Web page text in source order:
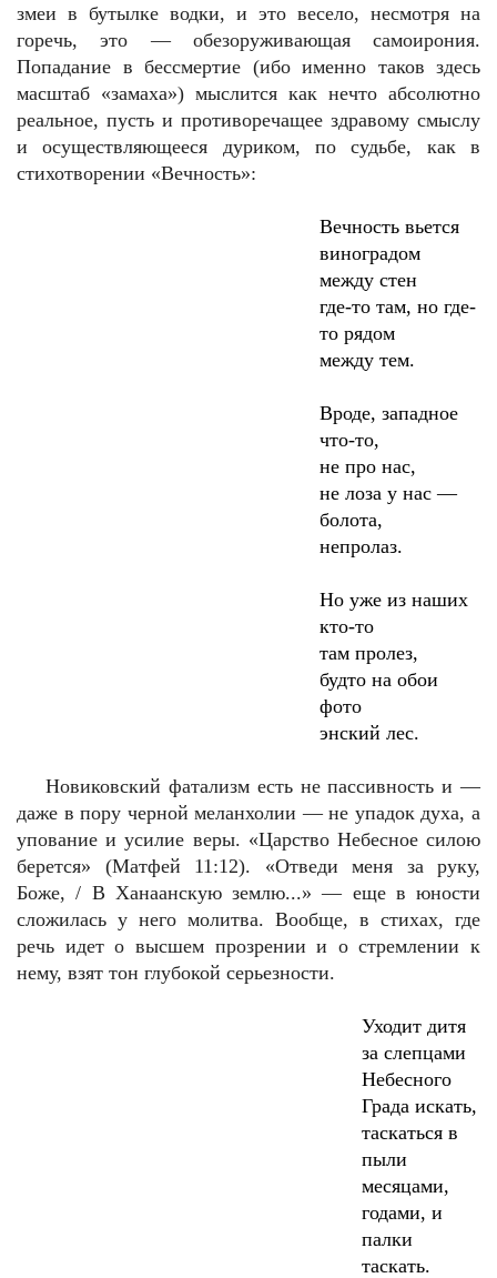
змеи в бутылке водки, и это весело, несмотря на
горечь, это — обезоруживающая самоирония.
Попадание в бессмертие (ибо именно таков здесь
масштаб «замаха») мыслится как нечто абсолютно
реальное, пусть и противоречащее здравому смыслу
и осуществляющееся дуриком, по судьбе, как в
стихотворении «Вечность»:
Вечность вьется
виноградом
между стен
где-то там, но где-
то рядом
между тем.
Вроде, западное
что-то,
не про нас,
не лоза у нас —
болота,
непролаз.
Но уже из наших
кто-то
там пролез,
будто на обои
фото
энский лес.
Новиковский фатализм есть не пассивность и —
даже в пору черной меланхолии — не упадок духа, а
упование и усилие веры. «Царство Небесное силою
берется» (Матфей 11:12). «Отведи меня за руку,
Боже, / В Ханаанскую землю...» — еще в юности
сложилась у него молитва. Вообще, в стихах, где
речь идет о высшем прозрении и о стремлении к
нему, взят тон глубокой серьезности.
Уходит дитя
за слепцами
Небесного
Града искать,
таскаться в
пыли
месяцами,
годами, и
палки
таскать.